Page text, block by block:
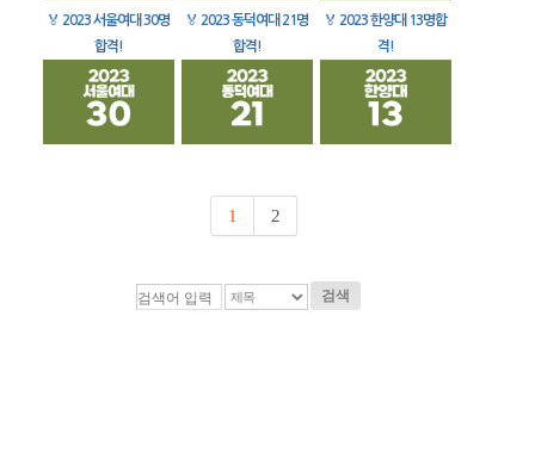
🏅 2023 서울여대 30명
합격!
🏅 2023 동덕여대 21명
합격!
🏅 2023 한양대 13명합
격!
1 2
검색